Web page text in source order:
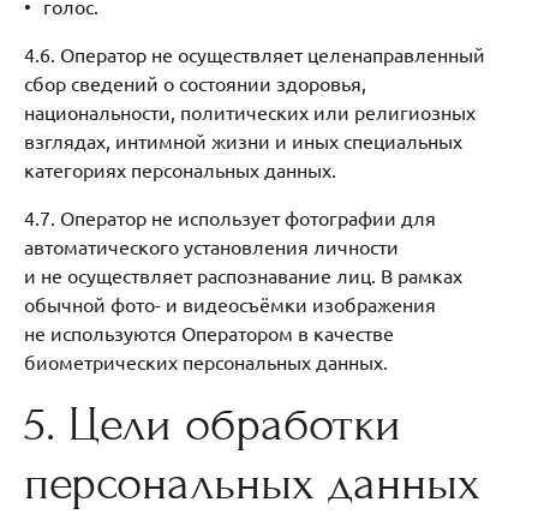
голос.
4.6. Оператор не осуществляет целенаправленный
сбор сведений о состоянии здоровья,
национальности, политических или религиозных
взглядах, интимной жизни и иных специальных
категориях персональных данных.
4.7. Оператор не использует фотографии для
автоматического установления личности
и не осуществляет распознавание лиц. В рамках
обычной фото- и видеосъёмки изображения
не используются Оператором в качестве
биометрических персональных данных.
5. Цели обработки
персональных данных